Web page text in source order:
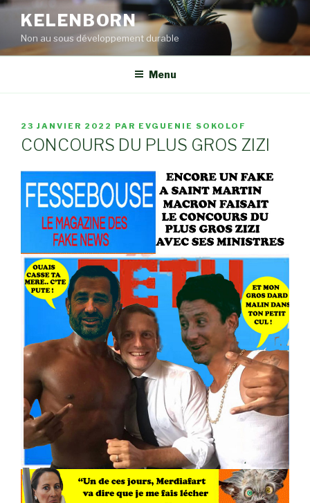
Aller
contenu
principal
KELENBORN
Non au sous développement durable
Menu
PUBLIÉ
LE
23 JANVIER 2022 PAR EVGUENIE SOKOLOF
CONCOURS DU PLUS GROS ZIZI